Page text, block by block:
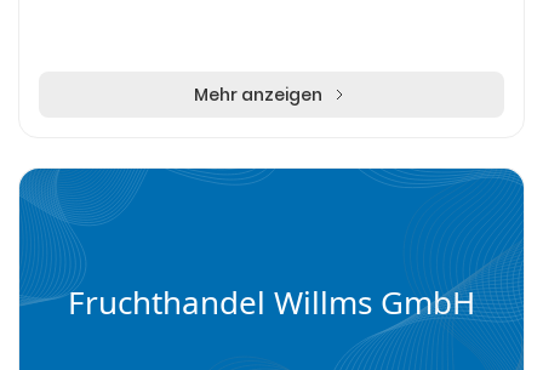
Mehr anzeigen
Fruchthandel Willms GmbH